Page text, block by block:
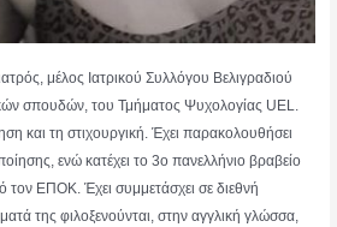
μέλος Ιατρικού Συλλόγου Βελιγραδιού
σπουδών, του Τμήματος Ψυχολογίας UEL.
και τη στιχουργική. Έχει παρακολουθήσει
ενώ κατέχει το 3ο πανελλήνιο βραβείο
τον ΕΠΟΚ. Έχει συμμετάσχει σε διεθνή
της φιλοξενούνται, στην αγγλική γλώσσα,